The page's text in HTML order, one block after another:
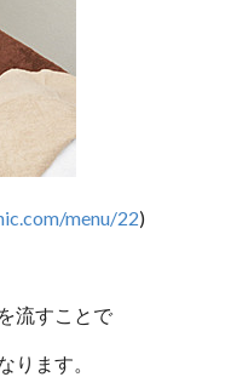
menu/22)
流すことで
ります。